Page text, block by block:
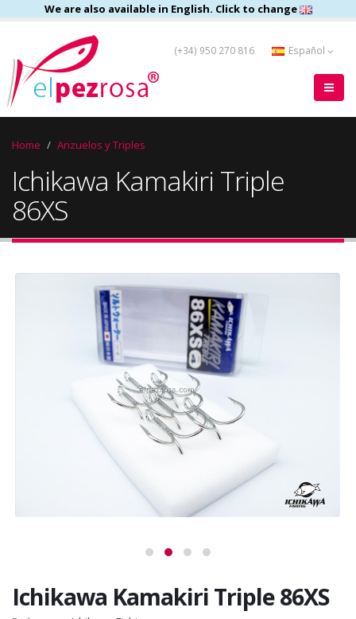
We are also available in English. Click to change
(+34) 950 270 816 Español
Home Anzuelos y Triples
Ichikawa Kamakiri Triple
86XS
Ichikawa Kamakiri Triple 86XS